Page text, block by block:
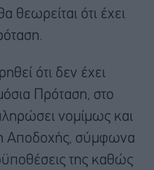
θεωρείται ότι έχει
ότι δεν έχει
Πρόταση, στο
νομίμως και
Αποδοχής, σύμφωνα
της καθώς